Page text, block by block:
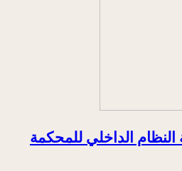
الداخلي للمحكمة